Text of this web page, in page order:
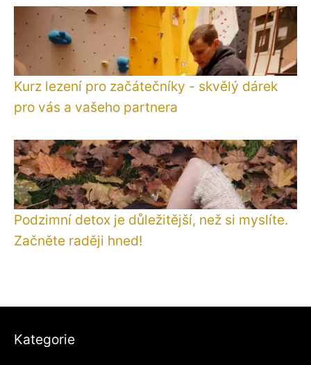
Kurz lezení pro začátečníky - skvělý dárek
pro vás a vašeho partnera
Podzimní detox je důležitější, než si myslíte.
Začněte raději hned!
Kategorie